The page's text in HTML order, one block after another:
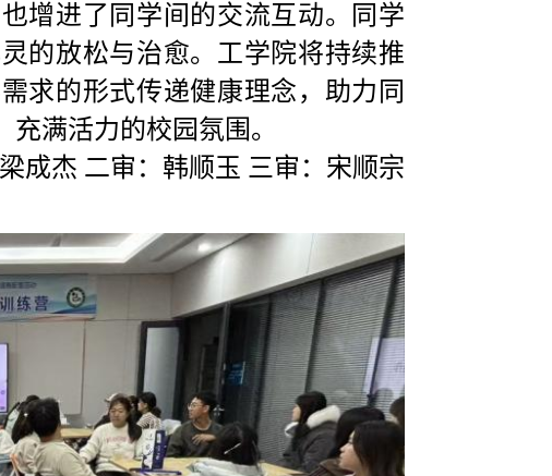
增进了同学间的交流互动。同学
的放松与治愈。 工学院将持续推
求的形式传递健康理念，助力同
满活力的校园氛围。
成杰 二审：韩顺玉 三审：宋顺宗